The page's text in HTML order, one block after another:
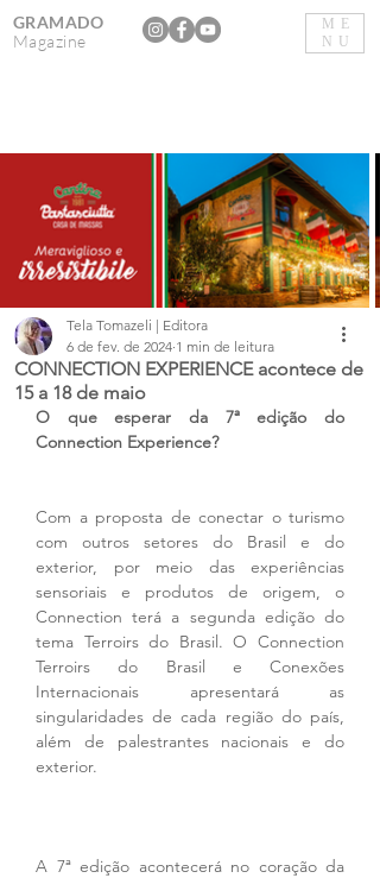
ME
NU
GRAMADO
Magazine
CONNECTION EXPERIENCE acontece de
15 a 18 de maio
Tela Tomazeli | Editora
6 de fev. de 2024 1 min de leitura
O que esperar da 7ª edição do
Connection Experience?
Com a proposta de conectar o turismo
com outros setores do Brasil e do
exterior, por meio das experiências
sensoriais e produtos de origem, o
Connection terá a segunda edição do
tema Terroirs do Brasil. O Connection
Terroirs do Brasil e Conexões
Internacionais apresentará as
singularidades de cada região do país,
além de palestrantes nacionais e do
exterior.
A 7ª edição acontecerá no coração da